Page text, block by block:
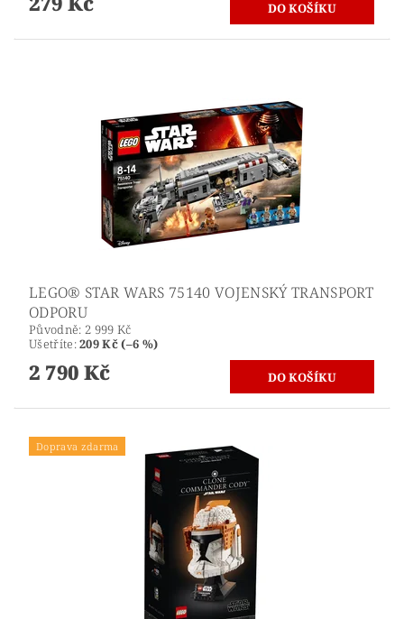
LEGO® STAR WARS 75140 VOJENSKÝ TRANSPORT
ODPORU
Původně: 2 999 Kč
Ušetříte:209 Kč (–6 %)
2 790 Kč
Doprava zdarma